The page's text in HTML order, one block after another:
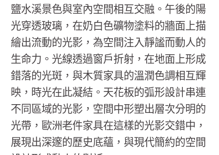
鹽水溪景色與室內空間相互交融。午後的陽
光穿透玻璃，在奶白色礦物塗料的牆面上描
繪出流動的光影，為空間注入靜謐而動人的
生命力。光線透過窗戶折射，在地面上形成
錯落的光斑，與木質家具的溫潤色調相互輝
映，時光在此凝結。天花板的弧形設計串連
不同區域的光影，空間中形塑出層次分明的
光帶，歐洲老件家具在這樣的光影交錯中，
展現出深邃的歷史底蘊，與現代簡約的空間